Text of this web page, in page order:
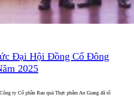
Đại Hội Đồng Cổ Đông
2025
ty Cổ phần Rau quả Thực phẩm An Giang đã tổ